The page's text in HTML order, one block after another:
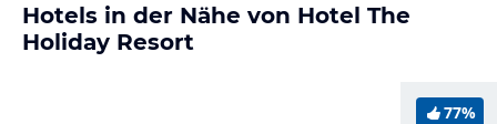
Hotels in der Nähe von Hotel The
Holiday Resort
77%